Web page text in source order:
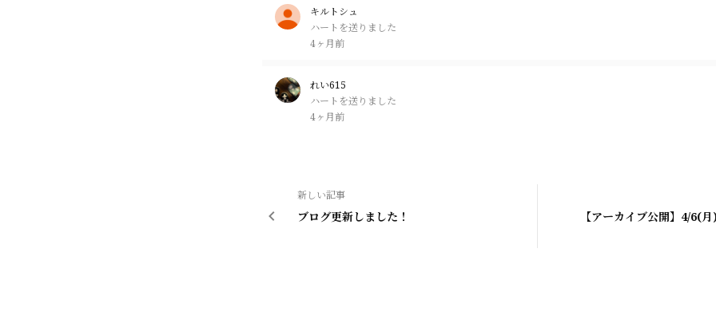
キルトシュ
ハートを送りました
4ヶ月前
れい615
ハートを送りました
4ヶ月前
新しい記事
ブログ更新しました！ 【アーカイブ公開】4/6(